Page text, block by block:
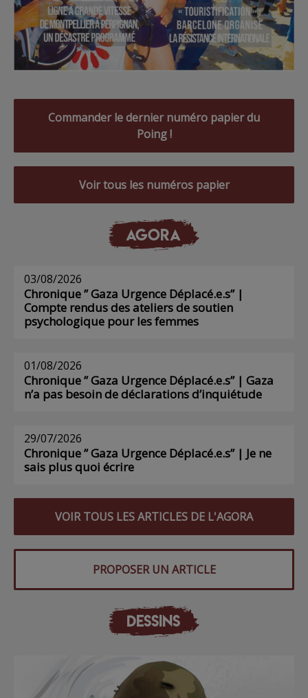
Commander le dernier numéro papier du
Poing !
Voir tous les numéros papier
AGORA
03/08/2026
Chronique ” Gaza Urgence Déplacé.e.s” |
Compte rendus des ateliers de soutien
psychologique pour les femmes
01/08/2026
Chronique ” Gaza Urgence Déplacé.e.s” | Gaza
n’a pas besoin de déclarations d’inquiétude
29/07/2026
Chronique ” Gaza Urgence Déplacé.e.s” | Je ne
sais plus quoi écrire
VOIR TOUS LES ARTICLES DE L'AGORA
PROPOSER UN ARTICLE
DESSINS